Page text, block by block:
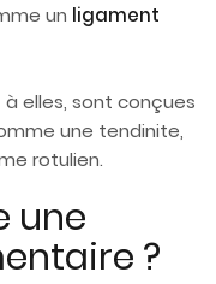
un ligament
elles, sont conçues
une tendinite,
rotulien.
une
?